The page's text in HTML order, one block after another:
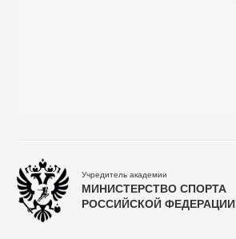
Учредитель академии
МИНИСТЕРСТВО СПОРТА
РОССИЙСКОЙ ФЕДЕРАЦИИ